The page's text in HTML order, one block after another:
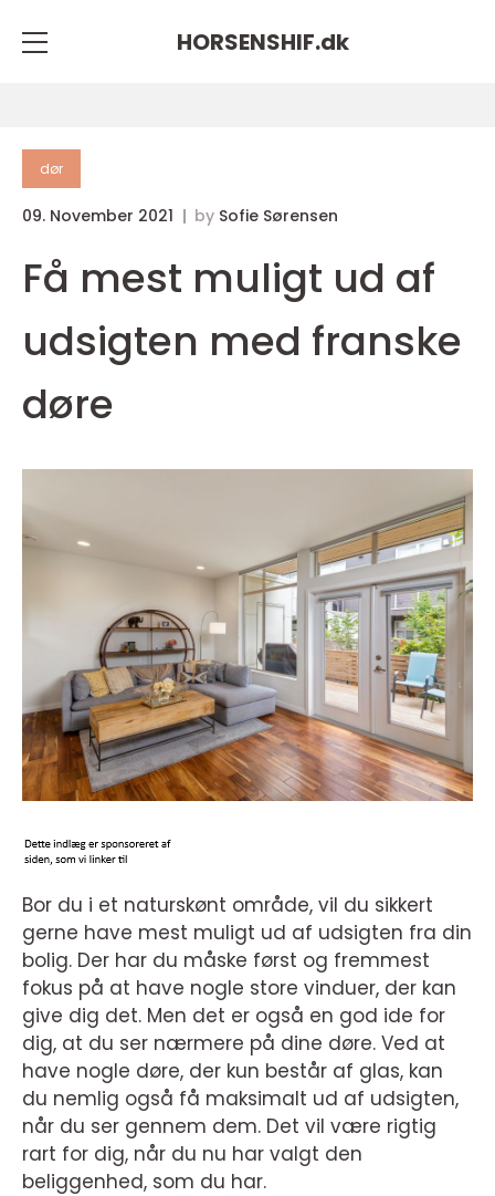
HORSENSHIF.dk
dør
09. November 2021 by Sofie Sørensen
Få mest muligt ud af
udsigten med franske
døre
Bor du i et naturskønt område, vil du sikkert
gerne have mest muligt ud af udsigten fra din
bolig. Der har du måske først og fremmest
fokus på at have nogle store vinduer, der kan
give dig det. Men det er også en god ide for
dig, at du ser nærmere på dine døre. Ved at
have nogle døre, der kun består af glas, kan
du nemlig også få maksimalt ud af udsigten,
når du ser gennem dem. Det vil være rigtig
rart for dig, når du nu har valgt den
beliggenhed, som du har.